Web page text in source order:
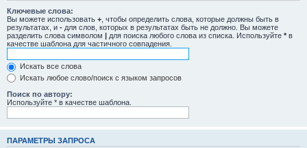
Ключевые слова:
Вы можете использовать + , чтобы определить слова, которые должны быть в
результатах, и - для слов, которых в результатах быть не должно. Вы можете
разделить слова символом | для поиска любого слова из списка. Используйте * в
качестве шаблона для частичного совпадения.
Искать все слова
Искать любое слово/поиск с языком запросов
Поиск по автору:
Используйте * в качестве шаблона.
ПАРАМЕТРЫ ЗАПРОСА